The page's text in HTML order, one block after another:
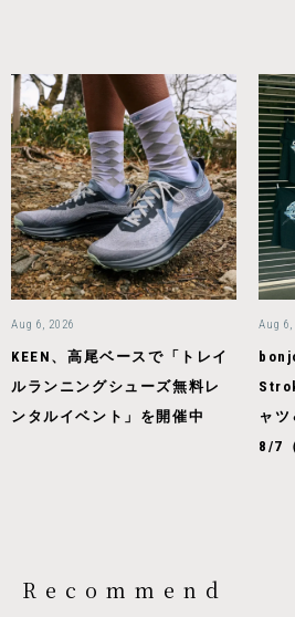
Aug 6, 2026
KEEN、高尾ベースで「トレイ
ルランニングシューズ無料レ
ンタルイベント」を開催中
Aug 6,
ャ
8/7
Recommend